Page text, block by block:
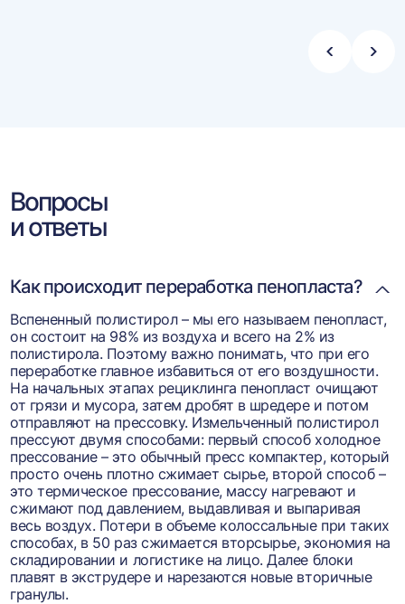
Стрелка
Вопросы
и ответы
Как происходит переработка пенопласта?
Вспененный полистирол – мы его называем пенопласт,
он состоит на 98% из воздуха и всего на 2% из
полистирола. Поэтому важно понимать, что при его
переработке главное избавиться от его воздушности.
На начальных этапах рециклинга пенопласт очищают
от грязи и мусора, затем дробят в шредере и потом
отправляют на прессовку. Измельченный полистирол
прессуют двумя способами: первый способ холодное
прессование – это обычный пресс компактер, который
просто очень плотно сжимает сырье, второй способ –
это термическое прессование, массу нагревают и
сжимают под давлением, выдавливая и выпаривая
весь воздух. Потери в объеме колоссальные при таких
способах, в 50 раз сжимается вторсырье, экономия на
складировании и логистике на лицо. Далее блоки
плавят в экструдере и нарезаются новые вторичные
гранулы.